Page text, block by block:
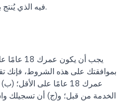
فيه الذي يُنتج بواسطة الذكاء الاصطناعي.
يجب أن
بموافقتك على هذه الشروط، فإنك
عمرك 18 عامًا على
الخدمة من قبل؛ و(ج) أن تسجيلك